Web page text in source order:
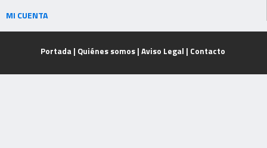
MI CUENTA
Portada | Quiénes somos| Aviso Legal | Contacto